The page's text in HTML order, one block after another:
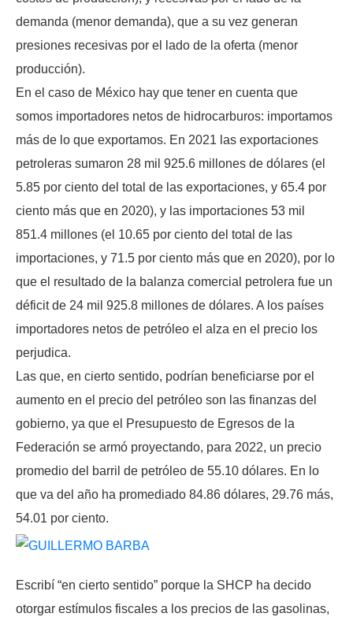
demanda (menor demanda), que a su vez generan
presiones recesivas por el lado de la oferta (menor
producción).
En el caso de México hay que tener en cuenta que
somos importadores netos de hidrocarburos: importamos
más de lo que exportamos. En 2021 las exportaciones
petroleras sumaron 28 mil 925.6 millones de dólares (el
5.85 por ciento del total de las exportaciones, y 65.4 por
ciento más que en 2020), y las importaciones 53 mil
851.4 millones (el 10.65 por ciento del total de las
importaciones, y 71.5 por ciento más que en 2020), por lo
que el resultado de la balanza comercial petrolera fue un
déficit de 24 mil 925.8 millones de dólares. A los países
importadores netos de petróleo el alza en el precio los
perjudica.
Las que, en cierto sentido, podrían beneficiarse por el
aumento en el precio del petróleo son las finanzas del
gobierno, ya que el Presupuesto de Egresos de la
Federación se armó proyectando, para 2022, un precio
promedio del barril de petróleo de 55.10 dólares. En lo
que va del año ha promediado 84.86 dólares, 29.76 más,
54.01 por ciento.
Escribí “en cierto sentido” porque la SHCP ha decido
otorgar estímulos fiscales a los precios de las gasolinas,